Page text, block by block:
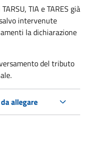
TIA e TARES già
intervenute
la dichiarazione
del tributo
allegare